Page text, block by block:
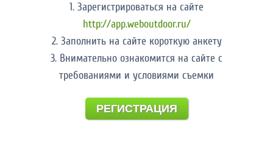
1. Зарегистрироваться на сайте
http://app.weboutdoor.ru/
2. Заполнить на сайте короткую анкету
3. Внимательно ознакомится на сайте с
требованиями и условиями съемки
РЕГИСТРАЦИЯ